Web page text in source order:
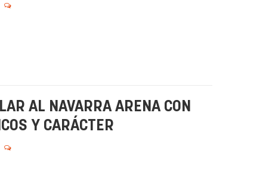
AL NAVARRA ARENA CON
Y CARÁCTER